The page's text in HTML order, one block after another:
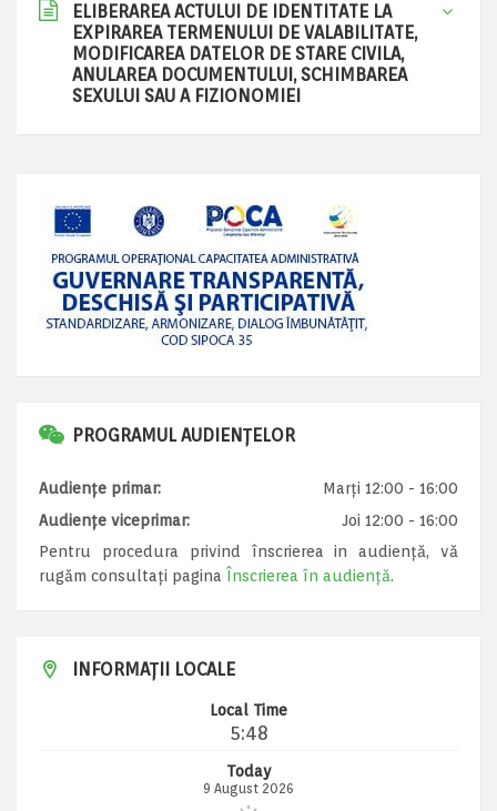
ELIBERAREA ACTULUI DE IDENTITATE LA
EXPIRAREA TERMENULUI DE VALABILITATE,
MODIFICAREA DATELOR DE STARE CIVILA,
ANULAREA DOCUMENTULUI, SCHIMBAREA
SEXULUI SAU A FIZIONOMIEI
PROGRAMUL AUDIENȚELOR
Audiențe primar:
Marți 12:00 - 16:00
Audiențe viceprimar:
Joi 12:00 - 16:00
Pentru procedura privind înscrierea in audiență, vă
rugăm consultați pagina Înscrierea în audiență.
INFORMAȚII LOCALE
Local Time
5:48
Today
9 August 2026